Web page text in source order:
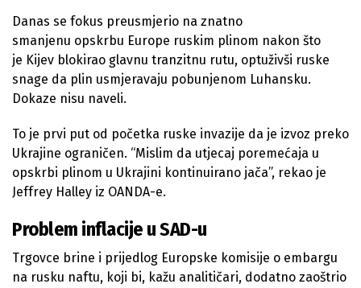
Danas se fokus preusmjerio na znatno
smanjenu opskrbu Europe ruskim plinom nakon što
je Kijev blokirao glavnu tranzitnu rutu, optuživši ruske
snage da plin usmjeravaju pobunjenom Luhansku.
Dokaze nisu naveli.
To je prvi put od početka ruske invazije da je izvoz preko
Ukrajine ograničen. “Mislim da utjecaj poremećaja u
opskrbi plinom u Ukrajini kontinuirano jača”, rekao je
Jeffrey Halley iz OANDA-e.
Problem inflacije u SAD-u
Trgovce brine i prijedlog Europske komisije o embargu
na rusku naftu, koji bi, kažu analitičari, dodatno zaoštrio